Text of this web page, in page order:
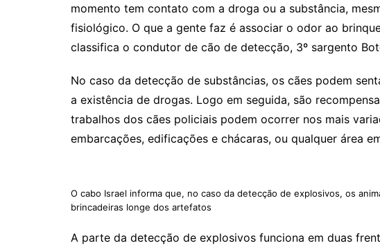
momento tem contato com a droga ou a substância,
fisiológico. O que a gente faz é associar o odor ao
classifica o condutor de cão de detecção, 3º sargento
No caso da detecção de substâncias, os cães podem
a existência de drogas. Logo em seguida, são
trabalhos dos cães policiais podem ocorrer nos mais
embarcações, edificações e chácaras, ou qualquer área
O cabo Israel informa que, no caso da detecção de explosivos, os
brincadeiras longe dos artefatos
A parte da detecção de explosivos funciona em duas